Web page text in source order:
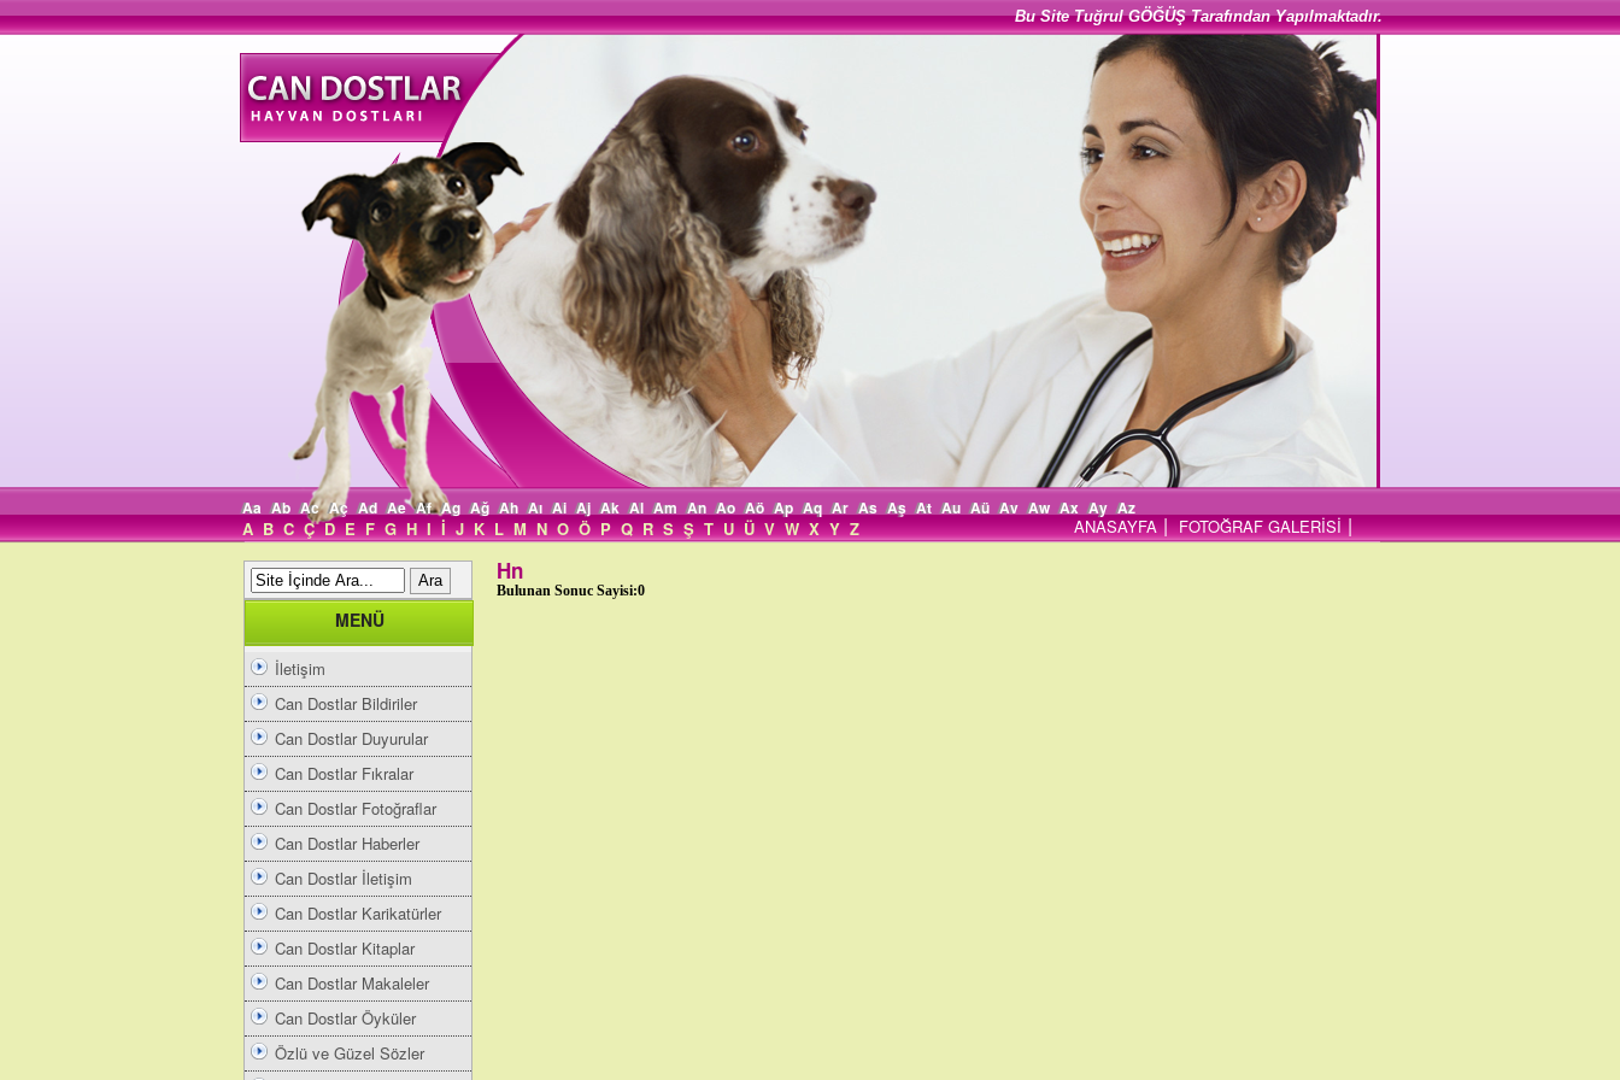
Bu Site Tuğrul GÖĞÜŞ Tarafından Yapılmaktadır.
Aa Ab Ac Aç Ad Ae Af Ag Ağ Ah Aı Ai Aj Ak Al Am An Ao Aö Ap Aq Ar As Aş At Au Aü Av Aw Ax Ay Az
A B C Ç D E F G H I İ J K L M N O Ö P Q R S Ş T U Ü V W X Y Z ANASAYFA | FOTOĞRAF GALERİSİ |
MENÜ
İletişim
Can Dostlar Bildiriler
Can Dostlar Duyurular
Can Dostlar Fıkralar
Can Dostlar Fotoğraflar
Can Dostlar Haberler
Can Dostlar İletişim
Can Dostlar Karikatürler
Can Dostlar Kitaplar
Can Dostlar Makaleler
Can Dostlar Öyküler
Özlü ve Güzel Sözler
Hn
Bulunan Sonuc Sayisi:0